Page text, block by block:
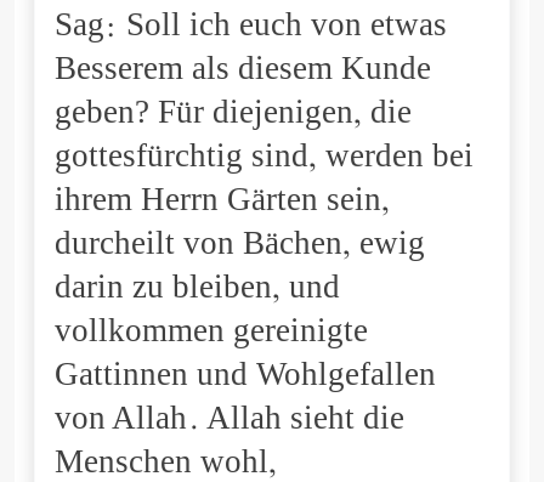
Sag: Soll ich euch von etwas
Besserem als diesem Kunde
geben? Für diejenigen, die
gottesfürchtig sind, werden bei
ihrem Herrn Gärten sein,
durcheilt von Bächen, ewig
darin zu bleiben, und
vollkommen gereinigte
Gattinnen und Wohlgefallen
von Allah. Allah sieht die
Menschen wohl,